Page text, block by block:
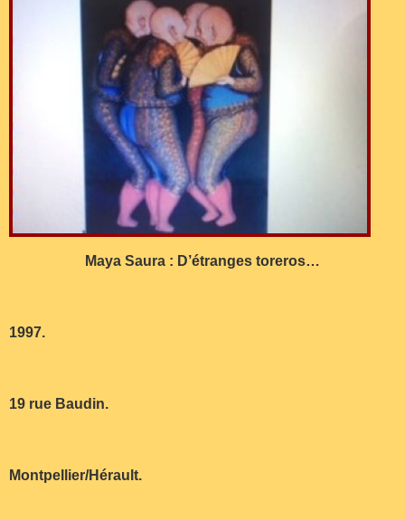
Maya Saura : D’étranges toreros…
1997.
19 rue Baudin.
Montpellier/Hérault.